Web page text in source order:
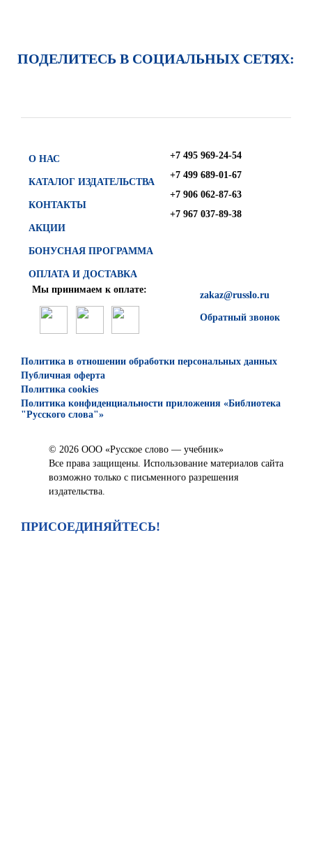
ПОДЕЛИТЕСЬ В СОЦИАЛЬНЫХ СЕТЯХ:
О НАС
КАТАЛОГ ИЗДАТЕЛЬСТВА
КОНТАКТЫ
АКЦИИ
БОНУСНАЯ ПРОГРАММА
ОПЛАТА И ДОСТАВКА
+7 495 969-24-54
+7 499 689-01-67
+7 906 062-87-63
+7 967 037-89-38
zakaz@russlo.ru
Обратный звонок
Мы принимаем к оплате:
Политика в отношении обработки персональных данных
Публичная оферта
Политика cookies
Политика конфиденциальности приложения «Библиотека
"Русского слова"»
© 2026 ООО «Русское слово — учебник»
Все права защищены. Использование материалов сайта
возможно только с письменного разрешения
издательства.
ПРИСОЕДИНЯЙТЕСЬ!